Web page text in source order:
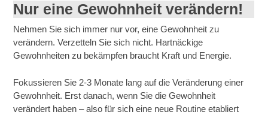
Nur eine Gewohnheit verändern!
Nehmen Sie sich immer nur vor, eine Gewohnheit zu
verändern. Verzetteln Sie sich nicht. Hartnäckige
Gewohnheiten zu bekämpfen braucht Kraft und Energie.
Fokussieren Sie 2-3 Monate lang auf die Veränderung einer
Gewohnheit. Erst danach, wenn Sie die Gewohnheit
verändert haben – also für sich eine neue Routine etabliert